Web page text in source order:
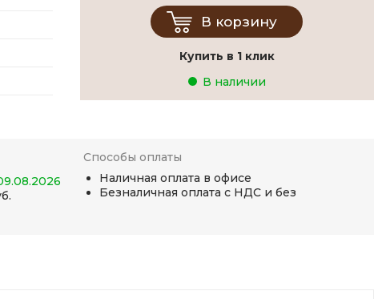
В корзину
Купить в 1 клик
В наличии
Способы оплаты
Наличная оплата в офисе
Безналичная оплата с НДС и без